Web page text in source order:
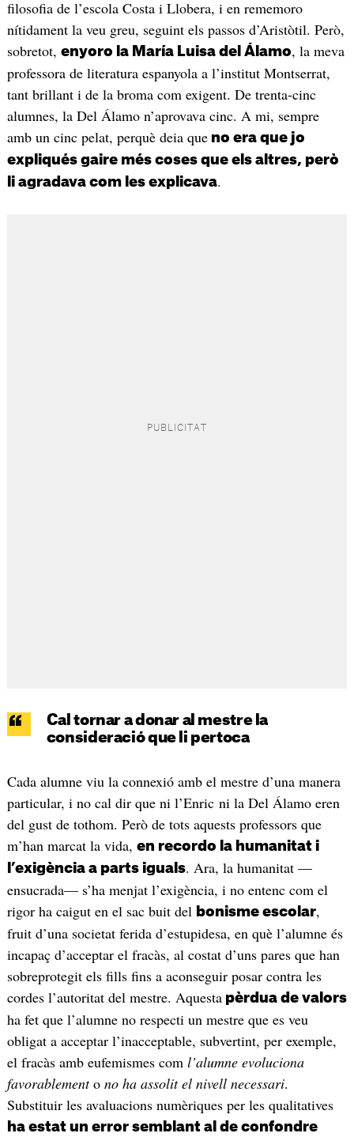
filosofia de l’escola Costa i Llobera, i en rememoro
nítidament la veu greu, seguint els passos d’Aristòtil. Però,
sobretot, enyoro la María Luisa del Álamo, la meva
professora de literatura espanyola a l’institut Montserrat,
tant brillant i de la broma com exigent. De trenta-cinc
alumnes, la Del Álamo n’aprovava cinc. A mi, sempre
amb un cinc pelat, perquè deia queno era que jo
expliqués gaire més coses que els altres, però
li agradava com les explicava.
Cal tornar a donar al mestre la
consideració que li pertoca
Cada alumne viu la connexió amb el mestre d’una manera
particular, i no cal dir que ni l’Enric ni la Del Álamo eren
del gust de tothom. Però de tots aquests professors que
m’han marcat la vida, en recordo la humanitat i
l’exigència a parts iguals. Ara, la humanitat —
ensucrada— s’ha menjat l’exigència, i no entenc com el
rigor ha caigut en el sac buit del bonisme escolar,
fruit d’una societat ferida d’estupidesa, en què l’alumne és
incapaç d’acceptar el fracàs, al costat d’uns pares que han
sobreprotegit els fills fins a aconseguir posar contra les
cordes l’autoritat del mestre. Aquestapèrdua de valors
ha fet que l’alumne no respecti un mestre que es veu
obligat a acceptar l’inacceptable, subvertint, per exemple,
el fracàs amb eufemismes coml’alumne evoluciona
favorablementono ha assolit el nivell necessari.
Substituir les avaluacions numèriques per les qualitatives
ha estat un error semblant al de confondre